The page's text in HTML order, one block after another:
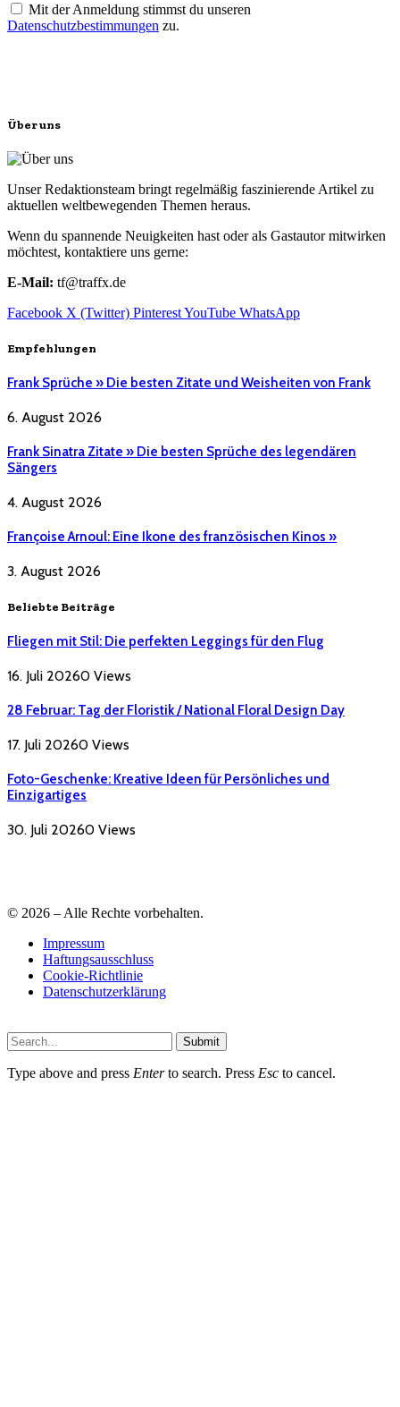
Mit der Anmeldung stimmst du unseren
Datenschutzbestimmungen zu.
Über uns
Unser Redaktionsteam bringt regelmäßig faszinierende Artikel zu
aktuellen weltbewegenden Themen heraus.
Wenn du spannende Neuigkeiten hast oder als Gastautor mitwirken
möchtest, kontaktiere uns gerne:
E-Mail: tf@traffx.de
Facebook X (Twitter) PinterestYouTube WhatsApp
Empfehlungen
Frank Sprüche » Die besten Zitate und Weisheiten von Frank
6. August 2026
Frank Sinatra Zitate » Die besten Sprüche des legendären
Sängers
4. August 2026
Françoise Arnoul: Eine Ikone des französischen Kinos »
3. August 2026
Beliebte Beiträge
Fliegen mit Stil: Die perfekten Leggings für den Flug
16. Juli 20260 Views
28 Februar: Tag der Floristik / National Floral Design Day
17. Juli 20260 Views
Foto-Geschenke: Kreative Ideen für Persönliches und
Einzigartiges
30. Juli 20260 Views
© 2026 – Alle Rechte vorbehalten.
Impressum
Haftungsausschluss
Cookie-Richtlinie
Datenschutzerklärung
Submit
Type above and press Enterto search. Press Esc to cancel.